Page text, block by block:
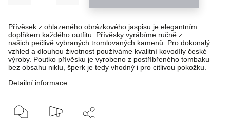
Přívěsek z ohlazeného obrázkového jaspisu je elegantním
doplňkem každého outfitu. Přívěsky vyrábíme ručně z
našich pečlivě vybraných tromlovaných kamenů. Pro dokonalý
vzhled a dlouhou životnost používáme kvalitní kovodíly české
výroby. Poutko přívěsku je vyrobeno z postříbřeného tombaku
bez obsahu niklu, šperk je tedy vhodný i pro citlivou pokožku.
Detailní informace